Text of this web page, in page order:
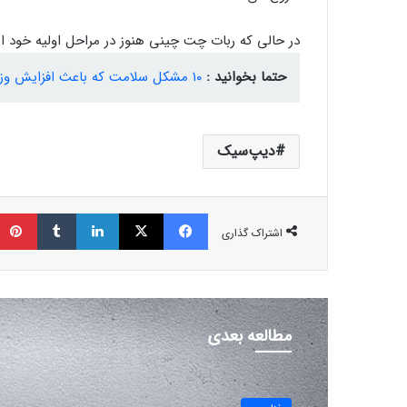
در حالی که ربات چت چینی هنوز در مراحل اولیه
حتما بخوانید : ۱۰ مشکل سلامت که باعث افزایش وزن می‌شوند
دیپ‌سیک
اشتراک گذاری
فیسبوک ایکس لینکداین تامبلر
مطالعه بعدی